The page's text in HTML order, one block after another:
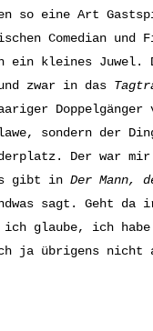
so eine Art
Comedian und
ein kleines Juwel.
zwar in das
Doppelgänger
sondern der
Der war mir
gibt in Der Mann,
sagt. Geht da
ich glaube, ich
ja übrigens nicht